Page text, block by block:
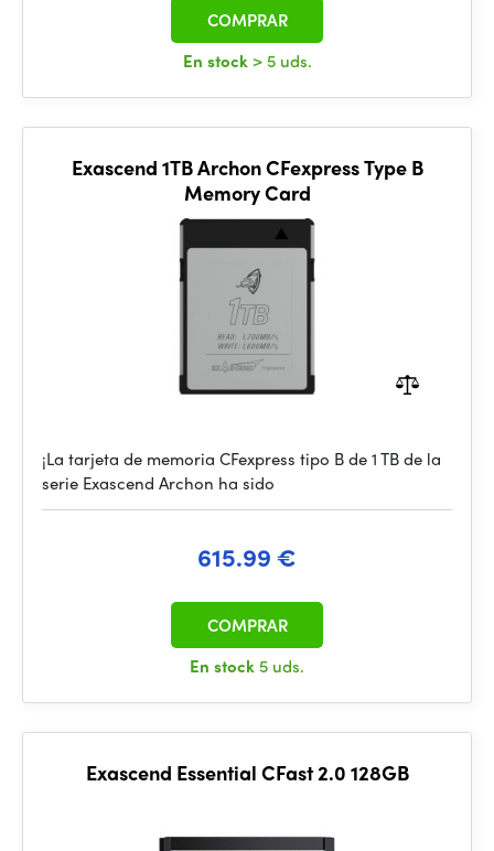
En stock > 5 uds.
COMPRAR
Exascend 1TB Archon CFexpress Type B
Memory Card
¡La tarjeta de memoria CFexpress tipo B de 1 TB de la
serie Exascend Archon ha sido
615.99 €
En stock 5 uds.
COMPRAR
Exascend Essential CFast 2.0 128GB